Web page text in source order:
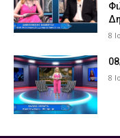
8
8